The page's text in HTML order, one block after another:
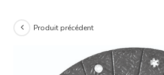
Produit précédent